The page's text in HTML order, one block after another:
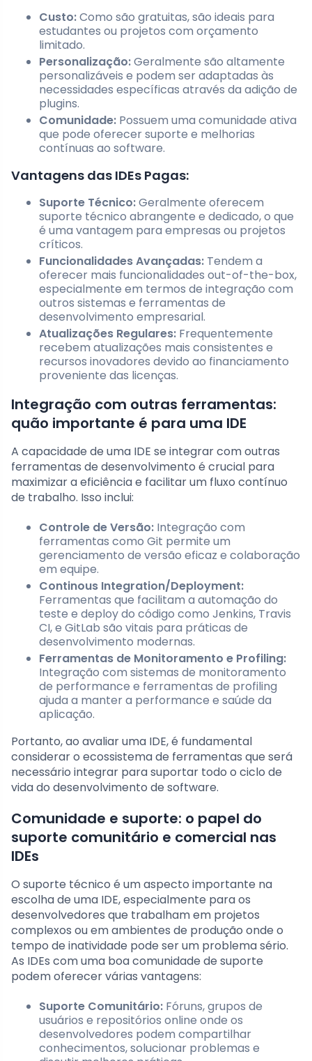
Custo:Como são gratuitas, são ideais para
estudantes ou projetos com orçamento
limitado.
Personalização:Geralmente são altamente
personalizáveis e podem ser adaptadas às
necessidades específicas através da adição de
plugins.
Comunidade: Possuem uma comunidade ativa
que pode oferecer suporte e melhorias
contínuas ao software.
Vantagens das IDEs Pagas:
Suporte Técnico:Geralmente oferecem
suporte técnico abrangente e dedicado, o que
é uma vantagem para empresas ou projetos
críticos.
Funcionalidades Avançadas: Tendem a
oferecer mais funcionalidades out-of-the-box,
especialmente em termos de integração com
outros sistemas e ferramentas de
desenvolvimento empresarial.
Atualizações Regulares: Frequentemente
recebem atualizações mais consistentes e
recursos inovadores devido ao financiamento
proveniente das licenças.
Integração com outras ferramentas:
quão importante é para uma IDE
A capacidade de uma IDE se integrar com outras
ferramentas de desenvolvimento é crucial para
maximizar a eficiência e facilitar um fluxo contínuo
de trabalho. Isso inclui:
Controle de Versão: Integração com
ferramentas como Git permite um
gerenciamento de versão eficaz e colaboração
em equipe.
Continous Integration/Deployment:
Ferramentas que facilitam a automação do
teste e deploy do código como Jenkins, Travis
CI, e GitLab são vitais para práticas de
desenvolvimento modernas.
Ferramentas de Monitoramento e Profiling:
Integração com sistemas de monitoramento
de performance e ferramentas de profiling
ajuda a manter a performance e saúde da
aplicação.
Portanto, ao avaliar uma IDE, é fundamental
considerar o ecossistema de ferramentas que será
necessário integrar para suportar todo o ciclo de
vida do desenvolvimento de software.
Comunidade e suporte: o papel do
suporte comunitário e comercial nas
IDEs
O suporte técnico é um aspecto importante na
escolha de uma IDE, especialmente para os
desenvolvedores que trabalham em projetos
complexos ou em ambientes de produção onde o
tempo de inatividade pode ser um problema sério.
As IDEs com uma boa comunidade de suporte
podem oferecer várias vantagens:
Suporte Comunitário: Fóruns, grupos de
usuários e repositórios online onde os
desenvolvedores podem compartilhar
conhecimentos, solucionar problemas e